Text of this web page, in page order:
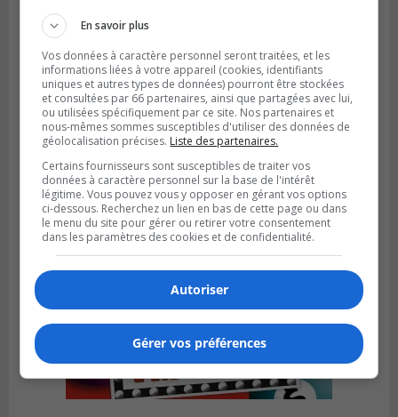
VIEUX-LONGUEUIL
Publié le 3 août 2026 à 14h47
Le Livre bleu rassemble 200 curieux à
Longueuil
En savoir plus
Vos données à caractère personnel seront traitées, et les
informations liées à votre appareil (cookies, identifiants
uniques et autres types de données) pourront être stockées
et consultées par 66 partenaires, ainsi que partagées avec lui,
ou utilisées spécifiquement par ce site. Nos partenaires et
nous-mêmes sommes susceptibles d'utiliser des données de
géolocalisation précises. Liste des partenaires.
Certains fournisseurs sont susceptibles de traiter vos
données à caractère personnel sur la base de l'intérêt
légitime. Vous pouvez vous y opposer en gérant vos options
ci-dessous. Recherchez un lien en bas de cette page ou dans
le menu du site pour gérer ou retirer votre consentement
dans les paramètres des cookies et de confidentialité.
Autoriser
Gérer vos préférences